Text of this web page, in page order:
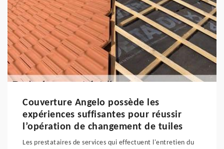
Couverture Angelo possède les
expériences suffisantes pour réussir
l’opération de changement de tuiles
Les prestataires de services qui effectuent l'entretien du